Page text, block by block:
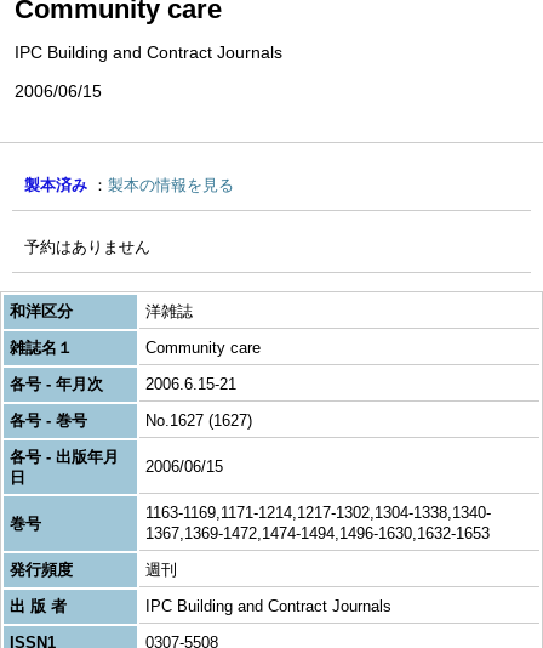
Community care
IPC Building and Contract Journals
2006/06/15
製本済み 製本の情報を見る
予約はありません
和洋区分
洋雑誌
雑誌名１
Community care
各号 - 年月次
2006.6.15-21
各号 - 巻号
No.1627 (1627)
各号 - 出版年月
日
2006/06/15
巻号
1163-1169,1171-1214,1217-1302,1304-1338,1340-
1367,1369-1472,1474-1494,1496-1630,1632-1653
発行頻度
週刊
出 版 者
IPC Building and Contract Journals
ISSN1
0307-5508